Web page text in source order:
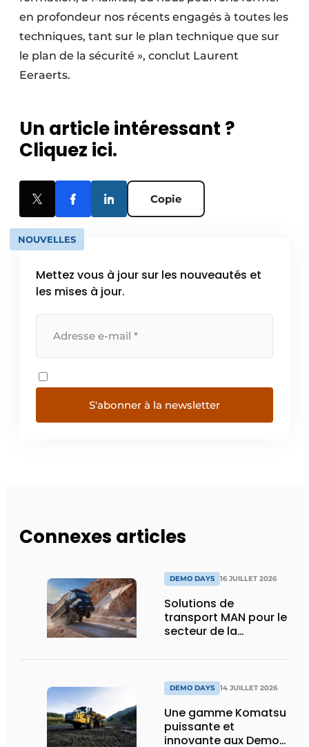
en profondeur nos récents engagés à toutes les
techniques, tant sur le plan technique que sur
le plan de la sécurité », conclut Laurent
Eeraerts.
Un article intéressant ?
Cliquez ici.
Copie
NOUVELLES
Mettez vous à jour sur les nouveautés et
les mises à jour.
S'abonner à la newsletter
Connexes articles
DEMO DAYS 16 JUILLET 2026
Solutions de
transport MAN pour le
secteur de la
DEMO DAYS 14 JUILLET 2026
Une gamme Komatsu
puissante et
innovante aux Demo